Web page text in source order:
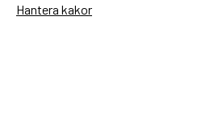
Hantera kakor